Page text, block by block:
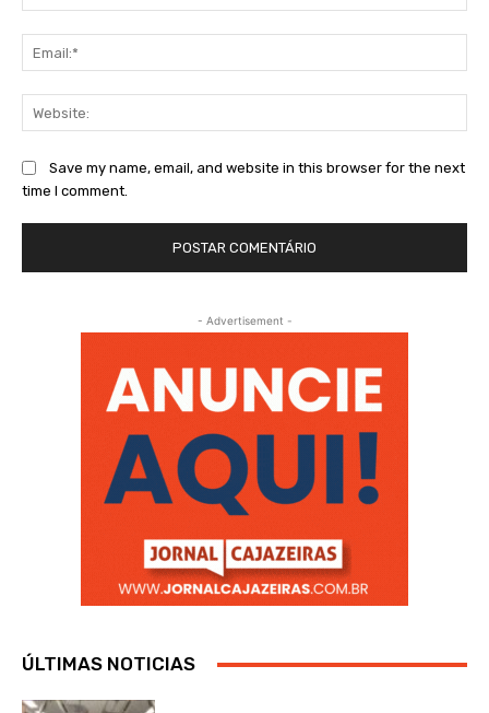
Save my name, email, and website in this browser for the next
time I comment.
- Advertisement -
ÚLTIMAS NOTICIAS